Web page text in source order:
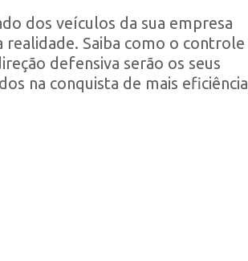
dos veículos da sua empresa
realidade. Saiba como o controle
defensiva serão os seus
na conquista de mais eficiência